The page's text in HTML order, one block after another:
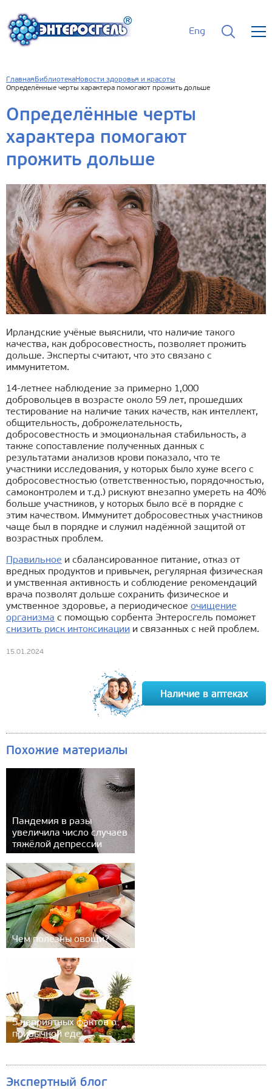
Eng
Главная БиблиотекаНовости здоровья и красоты
Определённые черты характера помогают прожить дольше
Определённые черты
характера помогают
прожить дольше
Ирландские учёные выяснили, что наличие такого
качества, как добросовестность, позволяет прожить
дольше. Эксперты считают, что это связано с
иммунитетом.
14-летнее наблюдение за примерно 1,000
добровольцев в возрасте около 59 лет, прошедших
тестирование на наличие таких качеств, как интеллект,
общительность, доброжелательность,
добросовестность и эмоциональная стабильность, а
также сопоставление полученных данных с
результатами анализов крови показало, что те
участники исследования, у которых было хуже всего с
добросовестностью (ответственностью, порядочностью,
самоконтролем и т.д.) рискуют внезапно умереть на 40%
больше участников, у которых было всё в порядке с
этим качеством. Иммунитет добросовестных участников
чаще был в порядке и служил надёжной защитой от
возрастных проблем.
Правильное и сбалансированное питание, отказ от
вредных продуктов и привычек, регулярная физическая
и умственная активность и соблюдение рекомендаций
врача позволят дольше сохранить физическое и
умственное здоровье, а периодическое очищение
организма с помощью сорбента Энтеросгель поможет
снизить риск интоксикации и связанных с ней проблем.
15.01.2024
Похожие материалы
Пандемия в разы
увеличила число случаев
тяжёлой депрессии
Чем полезны овощи?
5 неприятных фактов о
привычной еде
Экспертный блог